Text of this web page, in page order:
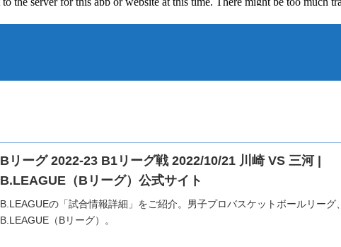
Bリーグ 2022-23 B1リーグ戦 2022/10/21 川崎 VS 三河 |
B.LEAGUE（Bリーグ）公式サイト
B.LEAGUEの「試合情報詳細」をご紹介。男子プロバスケットボールリーグ、
B.LEAGUE（Bリーグ）。